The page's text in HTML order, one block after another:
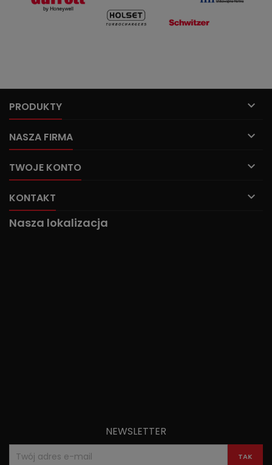
PRODUKTY 
NASZA FIRMA 
TWOJE KONTO 
KONTAKT 
Nasza lokalizacja
NEWSLETTER